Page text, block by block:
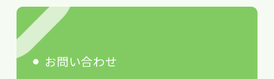
お問い合わせ